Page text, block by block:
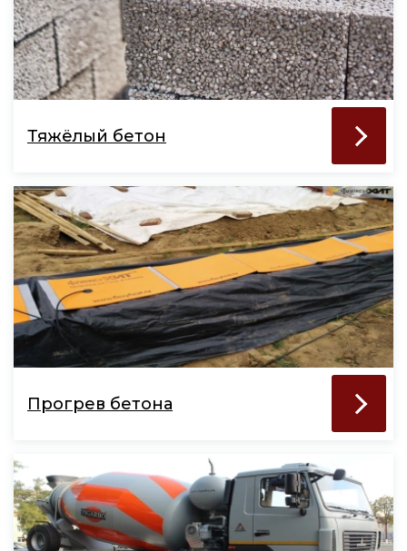
Тяжёлый бетон
Прогрев бетона